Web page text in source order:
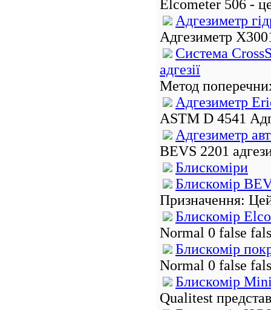
Elcometer 506 -
Адгезиметр
Адгезиметр
Система
адгезії
Метод
Адгезиметр
ASTM D 4541
Адгезиметр
BEVS 2201
Блискоміри
Блискомір
Призначення:
Блискомір
Normal 0 false
Блискомір
Normal 0 false
Блискомір
Qualitest